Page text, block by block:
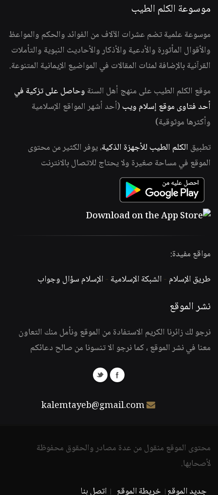
موسوعة الكلم الطيب
موسوعة علمية تضم عشرات الآلاف من الفوائد والحكم والمواعظ
والأقوال المأثورة والأدعية والأذكار والأحاديث النبوية والتأملات
القرآنية بالإضافة لمئات المقالات في المواضيع الإيمانية المتنوعة.
موقع الكلم الطيب على منهج أهل السنة وحاصل على تزكية في
أحد فتاوى موقع إسلام ويب (أحد أشهر المواقع الإسلامية
وأكثرها موثوقية)
تطبيق الكلم الطيب للأجهزة الذكية، يوفر الكثير من محتوى
الموقع في مساحة صغيرة ولا يحتاج للاتصال بالانترنت
مواقع مفيدة:
طريق الإسلام -الشبكة الإسلامية -الإسلام سؤال وجواب
نشر الموقع
نرجو لك زائرنا الكريم الاستفادة من الموقع ونأمل منك التعاون
معنا في نشر الموقع ، كما نرجو الا تنسونا من صالح دعائكم
kalemtayeb@gmail.com
محتوى الموقع منقول من عدة مصادر والحقوق محفوظة
لأصحابها.
جديد الموقع خريطة الموقع اتصل بنا